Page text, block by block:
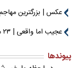
عکس | بزرگترین
عجیب اما واقعی | ۲۳ میلیون امضا برای اخراج امباپه
پیوندها